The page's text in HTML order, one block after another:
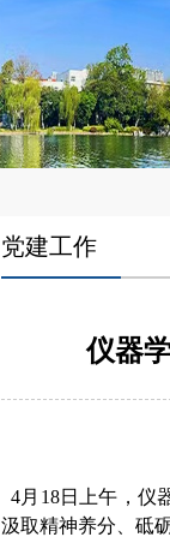
党建工作
仪器
4月18日上午，仪
汲取精神养分、砥